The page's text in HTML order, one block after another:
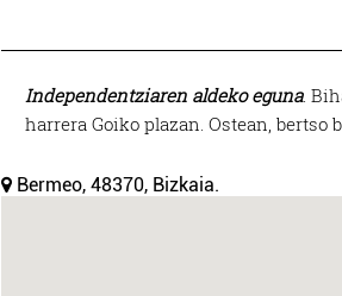
Independentziaren aldeko eguna.
harrera Goiko plazan. Ostean, bertso
Bermeo, 48370, Bizkaia.